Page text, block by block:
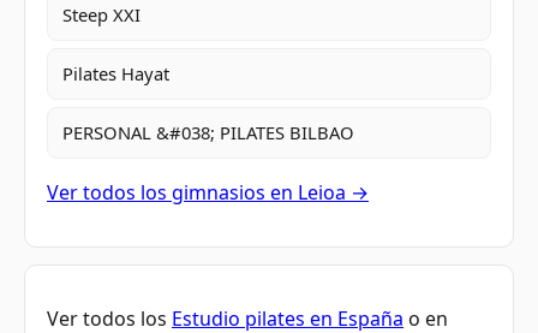
Steep XXI
Pilates Hayat
PERSONAL &#038; PILATES BILBAO
Ver todos los gimnasios en Leioa →
Ver todos los Estudio pilates en España o en